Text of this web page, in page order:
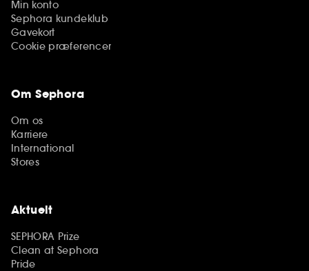
Min konto
Sephora kundeklub
Gavekort
Cookie præferencer
Om Sephora
Om os
Karriere
International
Stores
Aktuelt
SEPHORA Prize
Clean at Sephora
Pride